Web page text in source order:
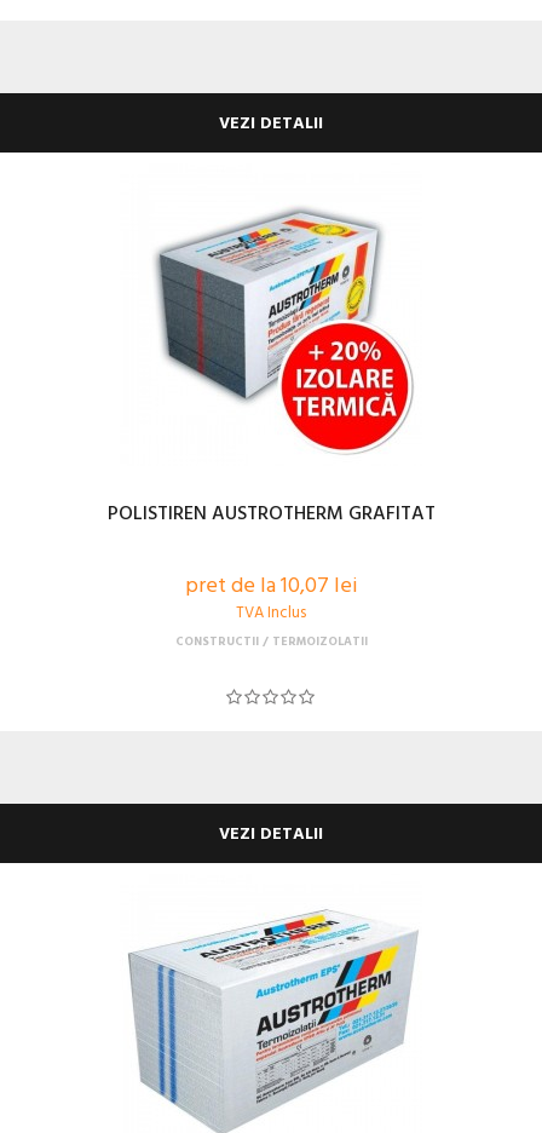
VEZI DETALII
POLISTIREN AUSTROTHERM GRAFITAT
pret de la 10,07 lei
TVA Inclus
CONSTRUCTII TERMOIZOLATII
VEZI DETALII